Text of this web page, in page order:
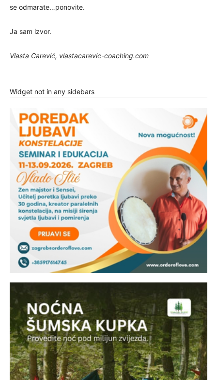
se odmarate…ponovite.
Ja sam izvor.
Vlasta Carević, vlastacarevic-coaching.com
Widget not in any sidebars